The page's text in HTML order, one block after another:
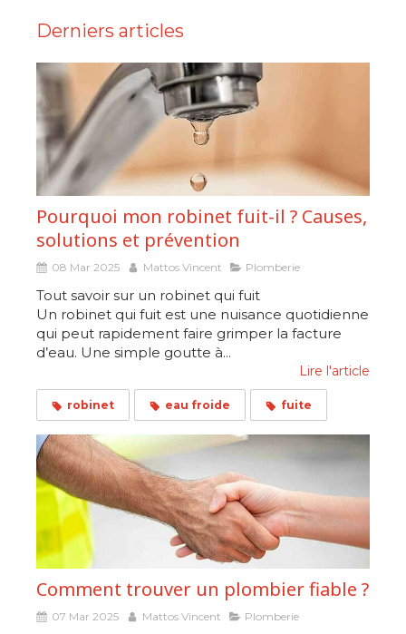
Derniers articles
Pourquoi mon robinet fuit-il ? Causes,
solutions et prévention
08 Mar 2025 Mattos Vincent Plomberie
Tout savoir sur un robinet qui fuit
Un robinet qui fuit est une nuisance quotidienne
qui peut rapidement faire grimper la facture
d’eau. Une simple goutte à...
Lire l'article
robinet eau froide fuite
Comment trouver un plombier fiable ?
07 Mar 2025 Mattos Vincent Plomberie